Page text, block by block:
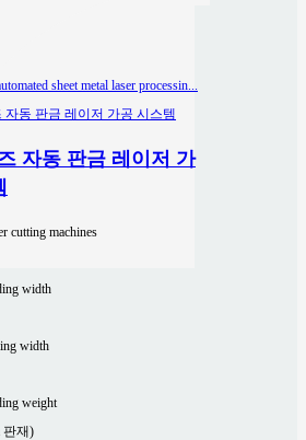
자동 판금 레이저 가
cutting machines
width
width
weight
판재)